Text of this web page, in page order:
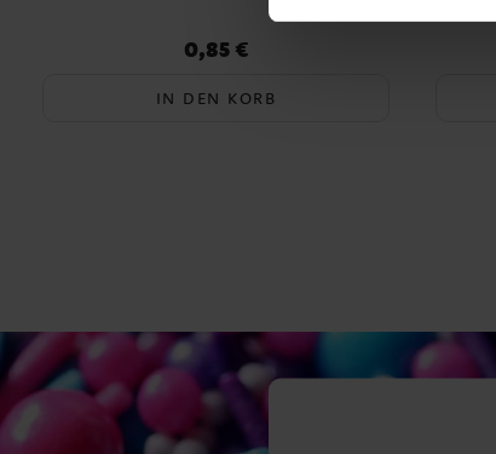
Preis:0,85 €
0,85 €
IN DEN KORB